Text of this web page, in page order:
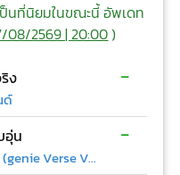
นที่นิยมในขณะนี้ อัพเดท
08/2569 | 20:00)
ง
ด์
-
อุ่น
FREEHAND (genie Verse Vol.1)
-